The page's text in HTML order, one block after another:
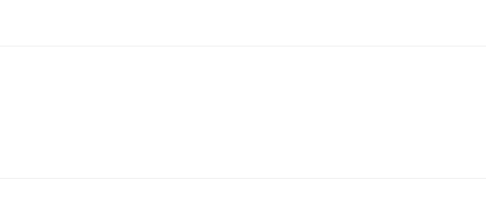
整 スイベル VESA対応 ComfortView ビジネス向け
1) (ケース販売)